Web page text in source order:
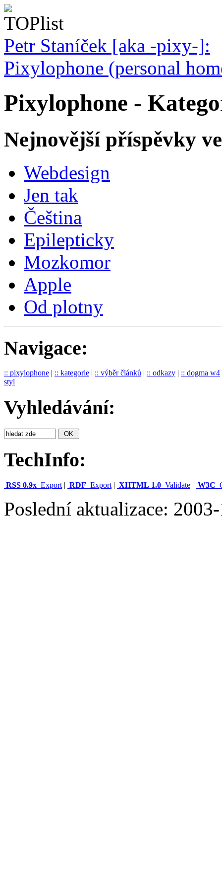
Petr Staníček [aka -pixy-]:
Pixylophone (personal
Pixylophone -
Nejnovější příspěvky
Webdesign
Jen tak
Čeština
Epilepticky
Mozkomor
Apple
Od plotny
Navigace:
:: pixylophone | :: kategorie | :: výběr článků | :: odkazy | :: dogma w4
styl
Vyhledávání:
TechInfo:
RSS 0.9x Export | RDF Export | XHTML 1.0 Validate | W3C
Poslední aktualizace: